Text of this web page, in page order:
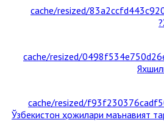
Ўзбекистон ҳожилари маънавият